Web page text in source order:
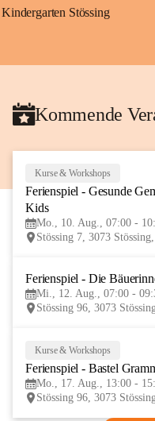
Kindergarten Stössing
Kommende
Kurse & Workshops
Ferienspiel - Gesunde
Kids
Mo., 10. Aug., 07:00 -
Stössing 7, 3073
Ferienspiel - Die
Mi., 12. Aug., 07:00 -
Stössing 96, 3073
Kurse & Workshops
Ferienspiel - Bastel
Mo., 17. Aug., 13:00 -
Stössing 96, 3073